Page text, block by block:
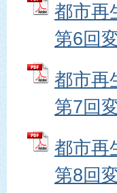
都市再
第6回
都市再
第7回
都市再
第8回